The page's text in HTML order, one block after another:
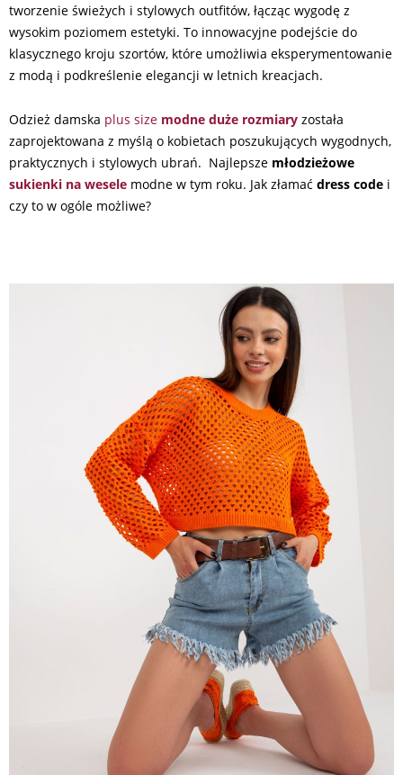
tworzenie świeżych i stylowych outfitów, łącząc wygodę z
wysokim poziomem estetyki. To innowacyjne podejście do
klasycznego kroju szortów, które umożliwia eksperymentowanie
z modą i podkreślenie elegancji w letnich kreacjach.
Odzież damska plus size modne duże rozmiary została
zaprojektowana z myślą o kobietach poszukujących wygodnych,
praktycznych i stylowych ubrań. Najlepsze młodzieżowe
sukienki na wesele modne w tym roku. Jak złamać dress code i
czy to w ogóle możliwe?